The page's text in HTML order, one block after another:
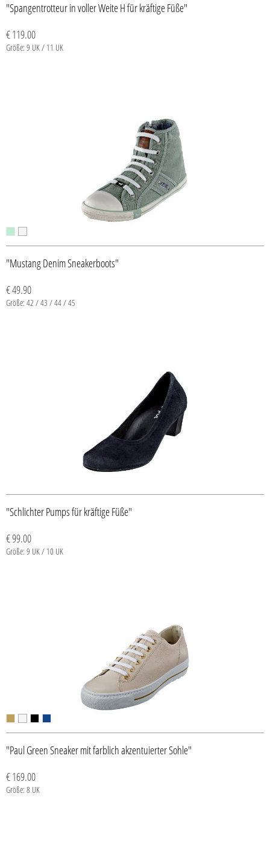
"Spangentrotteur in voller Weite H für kräftige Füße"
€ 119.00
Größe: 9 UK / 11 UK
"Mustang Denim Sneakerboots"
€ 49.90
Größe: 42 / 43 / 44 / 45
"Schlichter Pumps für kräftige Füße"
€ 99.00
Größe: 9 UK / 10 UK
"Paul Green Sneaker mit farblich akzentuierter Sohle"
€ 169.00
Größe: 8 UK